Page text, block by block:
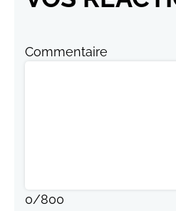
Commentaire
0/800